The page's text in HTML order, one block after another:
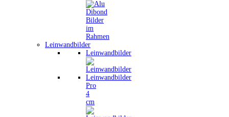
Leinwandbilder
Leinwandbilder
Leinwandbilder
Pro
4
cm